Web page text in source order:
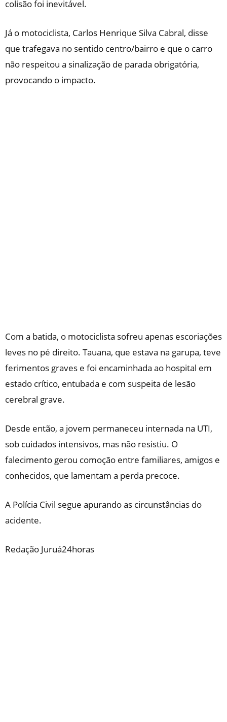
colisão foi inevitável.
Já o motociclista, Carlos Henrique Silva Cabral, disse
que trafegava no sentido centro/bairro e que o carro
não respeitou a sinalização de parada obrigatória,
provocando o impacto.
Com a batida, o motociclista sofreu apenas escoriações
leves no pé direito. Tauana, que estava na garupa, teve
ferimentos graves e foi encaminhada ao hospital em
estado crítico, entubada e com suspeita de lesão
cerebral grave.
Desde então, a jovem permaneceu internada na UTI,
sob cuidados intensivos, mas não resistiu. O
falecimento gerou comoção entre familiares, amigos e
conhecidos, que lamentam a perda precoce.
A Polícia Civil segue apurando as circunstâncias do
acidente.
Redação Juruá24horas